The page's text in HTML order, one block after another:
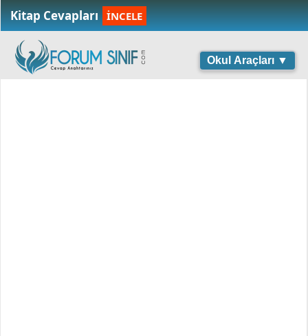
Kitap Cevapları İNCELE
Okul Araçları ▼